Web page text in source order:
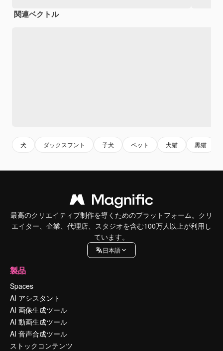
関連ベクトル
犬 ダックスフント 子犬 ペット 犬猫 黒猫
最高のクリエイティブ制作を導くためのプラットフォーム。クリ
エイター、企業、代理店、スタジオを含む100万人以上が利用し
ています。
日本語
製品
Spaces
AI アシスタント
AI 画像生成ツール
AI 動画生成ツール
AI 音声合成ツール
ストックコンテンツ